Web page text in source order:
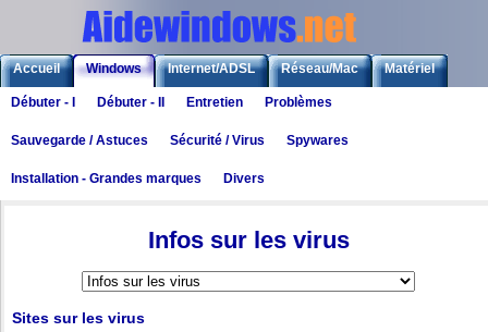
Accueil Windows Internet/ADSL Réseau/Mac Matériel
Logiciels Liens Jeux
Débuter - I Débuter - II Entretien Problèmes
Sauvegarde / Astuces Sécurité / Virus Spywares
Installation - Grandes marques Divers
Infos sur les virus
Sites sur les virus